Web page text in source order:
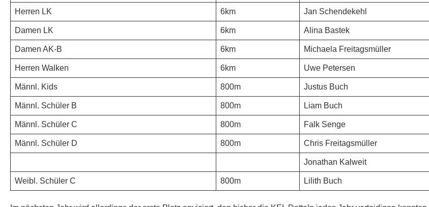
Herren LK 6km Jan Schendekehl
Damen LK 6km Alina Bastek
Damen AK-B 6km Michaela Freitagsmüller
Herren Walken 6km Uwe Petersen
Männl. Kids 800m Justus Buch
Männl. Schüler B 800m Liam Buch
Männl. Schüler C 800m Falk Senge
Männl. Schüler D 800m Chris Freitagsmüller
Jonathan Kalweit
Weibl. Schüler C 800m Lilith Buch